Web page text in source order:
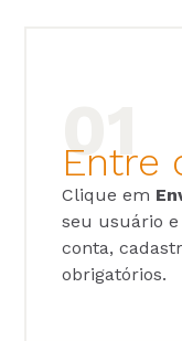
Entre
Clique em
seu usuário
conta,
obrigatórios.